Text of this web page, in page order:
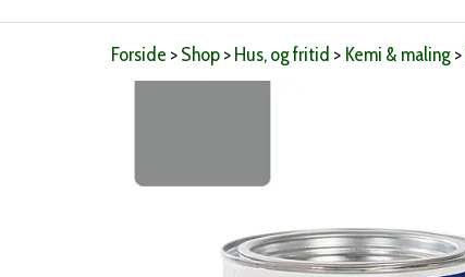
Forside >Shop>Hus, og fritid > Kemi & maling>